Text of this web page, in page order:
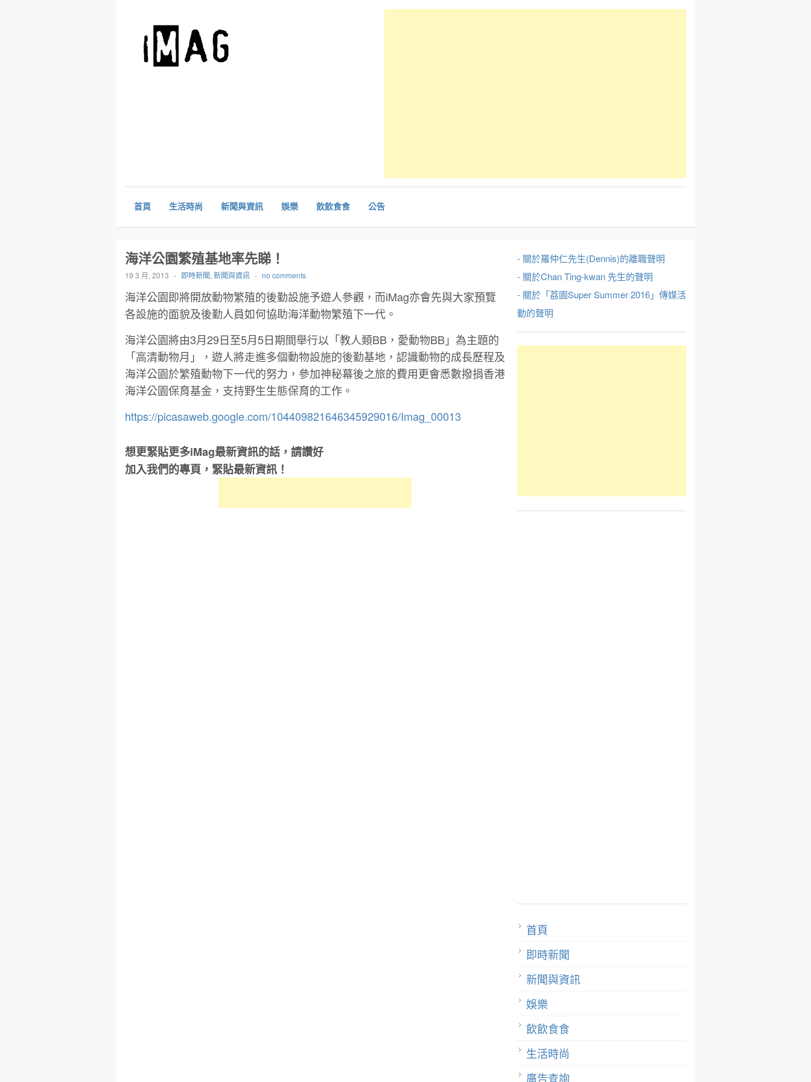
首頁 生活時尚 新聞與資訊 娛樂 飲飲食食 公告
海洋公園繁殖基地率先睇！
19 3 月, 2013 - 即時新聞, 新聞與資訊 - no comments
海洋公園即將開放動物繁殖的後勤設施予遊人參觀，而iMag亦會先與大家預覽
各設施的面貌及後勤人員如何協助海洋動物繁殖下一代。
海洋公園將由3月29日至5月5日期間舉行以「教人類BB，愛動物BB」為主題的
「高清動物月」，遊人將走進多個動物設施的後勤基地，認識動物的成長歷程及
海洋公園於繁殖動物下一代的努力，參加神秘幕後之旅的費用更會悉數撥捐香港
海洋公園保育基金，支持野生生態保育的工作。
https://picasaweb.google.com/104409821646345929016/Imag_00013
想更緊貼更多iMag最新資訊的話，請讚好
加入我們的專頁，緊貼最新資訊！
- 關於羅仲仁先生(Dennis)的離職聲明
- 關於Chan Ting-kwan 先生的聲明
- 關於「荔園Super Summer 2016」傳媒活
動的聲明
首頁
即時新聞
新聞與資訊
娛樂
飲飲食食
生活時尚
廣告查詢